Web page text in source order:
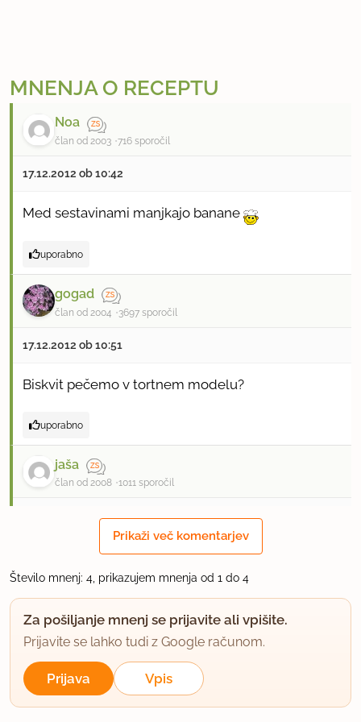
MNENJA O RECEPTU
Noa
član od 2003 716 sporočil
17.12.2012 ob 10:42
Med sestavinami manjkajo banane
uporabno
gogad
član od 2004 3697 sporočil
17.12.2012 ob 10:51
Biskvit pečemo v tortnem modelu?
uporabno
jaša
član od 2008 1011 sporočil
Noa banane mislim, da se narezejo v model in po
njih vlije puding, le-ta pa po biskvitu oz.pecen
biskvit se menda izreze v obliki, kam se bo
serviralo-posodico,...da dobis porcije kot za
puding,ene vrste sestavljena sladica, ce prav
razumem.
uporabno
Prikaži več komentarjev
Število mnenj: 4, prikazujem mnenja od 1 do 4
Za pošiljanje mnenj se prijavite ali vpišite.
Prijavite se lahko tudi z Google računom.
Prijava Vpis